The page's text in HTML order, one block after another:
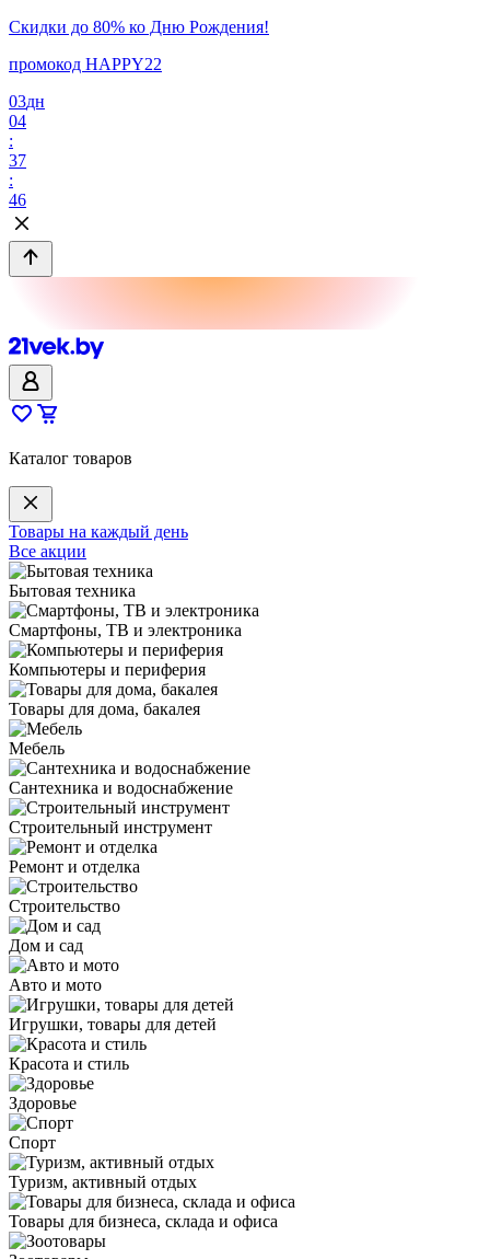
Скидки до 80% ко Дню Рождения!
промокод HAPPY22
03дн
04
:
37
:
46
Каталог товаров
Товары на каждый день
Все акции
Бытовая техника
Смартфоны, ТВ и электроника
Компьютеры и периферия
Товары для дома, бакалея
Мебель
Сантехника и водоснабжение
Строительный инструмент
Ремонт и отделка
Строительство
Дом и сад
Авто и мото
Игрушки, товары для детей
Красота и стиль
Здоровье
Спорт
Туризм, активный отдых
Товары для бизнеса, склада и офиса